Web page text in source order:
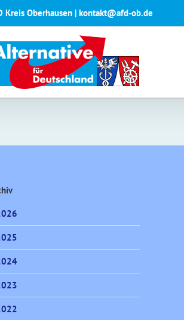
Kreis Oberhausen | kontakt@afd-ob.de